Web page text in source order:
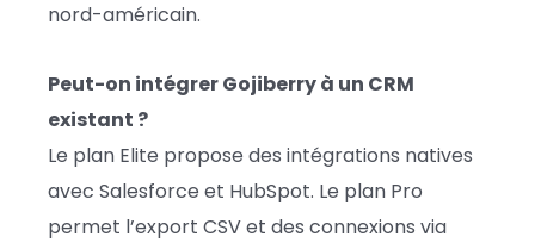
nord-américain.
Peut-on intégrer Gojiberry à un CRM
existant ?
Le plan Elite propose des intégrations natives
avec Salesforce et HubSpot. Le plan Pro
permet l’export CSV et des connexions via